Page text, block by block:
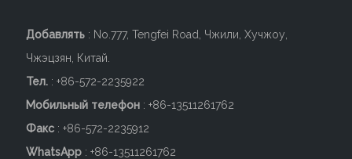
Добавлять : No.777, Tengfei Road, Чжили, Хучжоу,
Чжэцзян, Китай.
Тел. : +86-572-2235922
Мобильный телефон : +86-13511261762
Факс : +86-572-2235912
WhatsApp : +86-13511261762